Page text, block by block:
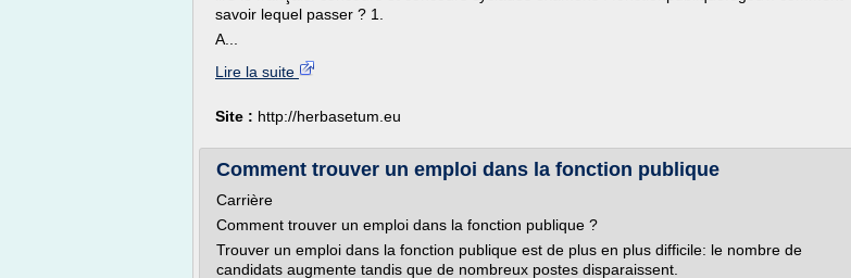
savoir lequel passer ? 1.
A...
Lire la suite
Site : http://herbasetum.eu
Comment trouver un emploi dans la fonction publique
Carrière
Comment trouver un emploi dans la fonction publique ?
Trouver un emploi dans la fonction publique est de plus en plus difficile: le nombre de
candidats augmente tandis que de nombreux postes disparaissent.